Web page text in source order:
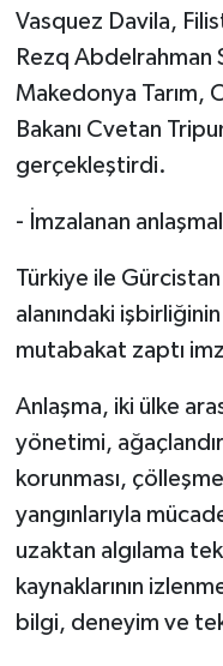
Vasquez Davila,
Rezq Abdelrahman
Makedonya Tarım,
Bakanı Cvetan
gerçekleştirdi.
- İmzalanan
Türkiye ile Gürcistan
alanındaki
mutabakat zaptı
Anlaşma, iki ülke
yönetimi,
korunması,
yangınlarıyla
uzaktan algılama
kaynaklarının
bilgi, deneyim ve